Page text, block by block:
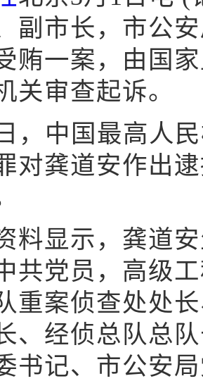
副市长，市公
贿一案，由国
关审查起诉。
中国最高人民
对龚道安作出
显示，龚道安
共党员，高级
重案侦查处处
、经侦总队总
书记、市公安